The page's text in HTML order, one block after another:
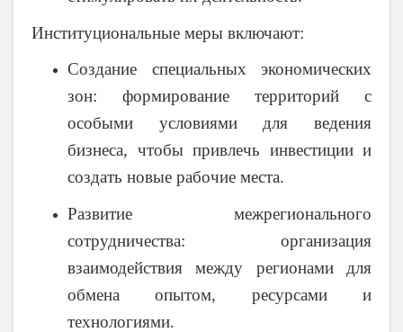
Институциональные меры включают:
Создание специальных экономических
зон: формирование территорий с
особыми условиями для ведения
бизнеса, чтобы привлечь инвестиции и
создать новые рабочие места.
Развитие межрегионального
сотрудничества: организация
взаимодействия между регионами для
обмена опытом, ресурсами и
технологиями.